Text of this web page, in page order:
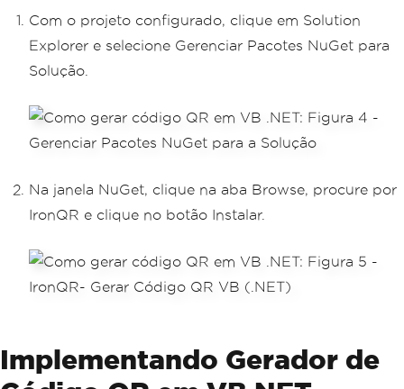
Com o projeto configurado, clique em Solution
Explorer e selecione Gerenciar Pacotes NuGet para
Solução.
Na janela NuGet, clique na aba Browse, procure por
IronQR e clique no botão Instalar.
Implementando Gerador de